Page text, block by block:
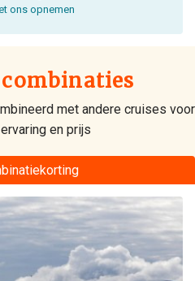
ons opnemen
met andere cruises voor
en prijs